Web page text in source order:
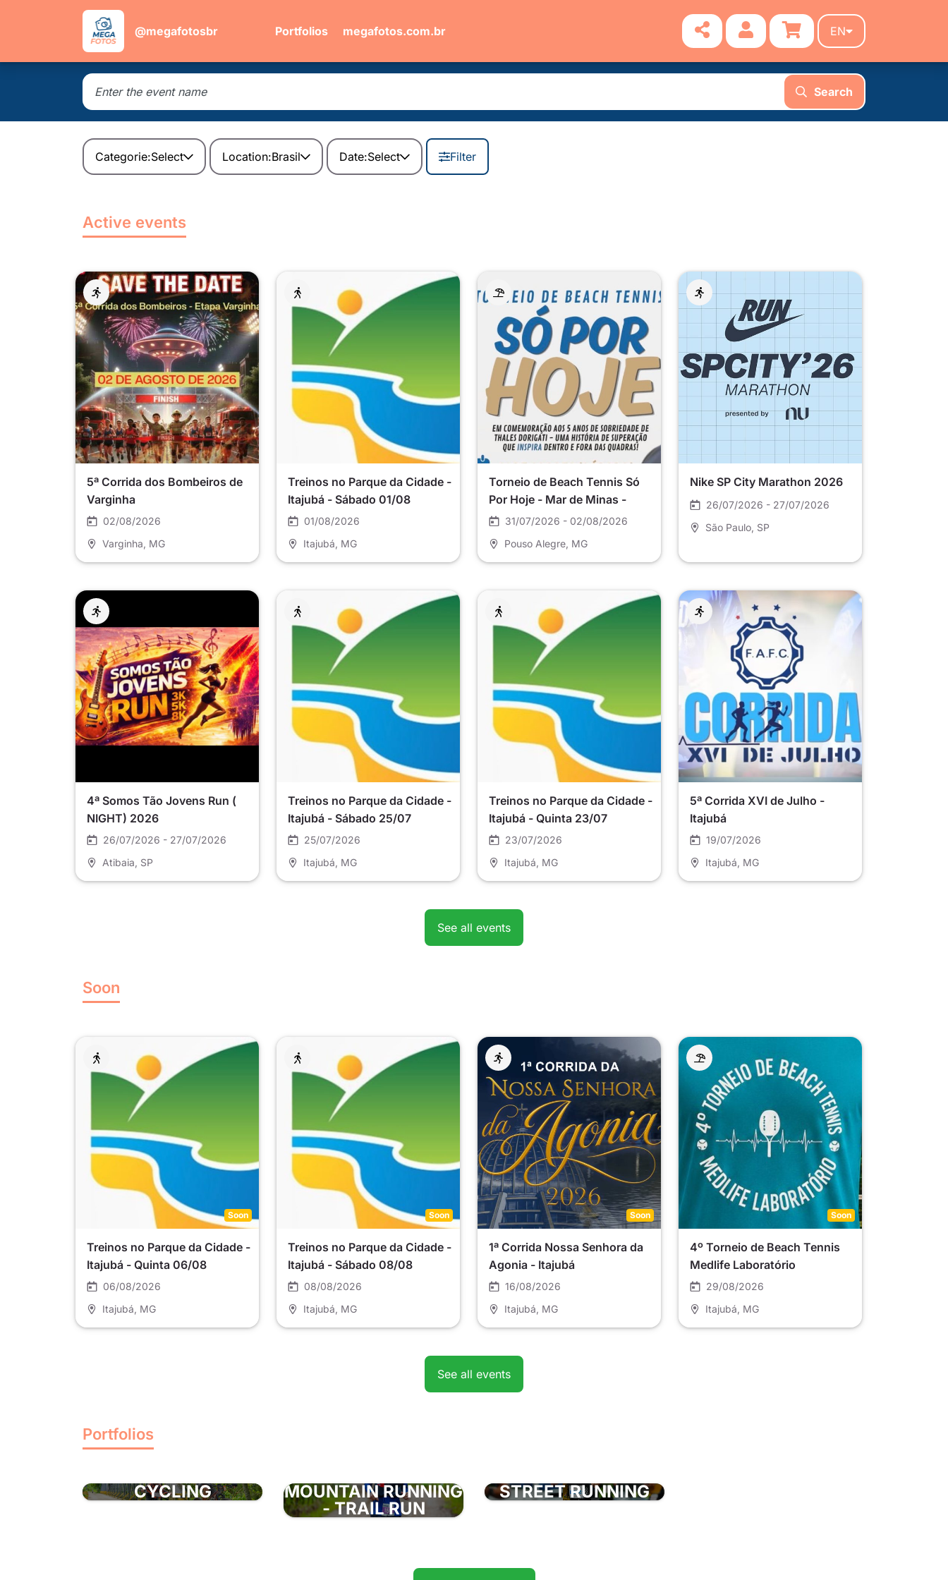
@megafotosbr Portfolios megafotos.com.br EN
Search
Categorie:Select Location:Brasil Date:Select Filter
Active events
5ª Corrida dos Bombeiros de
Varginha
02/08/2026
Varginha , MG
Treinos no Parque da Cidade -
Itajubá - Sábado 01/08
01/08/2026
Itajubá , MG
Torneio de Beach Tennis Só
Por Hoje - Mar de Minas -
Pouso Alegre
31/07/2026 - 02/08/2026
Pouso Alegre , MG
Nike SP City Marathon 2026
26/07/2026 - 27/07/2026
São Paulo , SP
4ª Somos Tão Jovens Run (
NIGHT) 2026
26/07/2026 - 27/07/2026
Atibaia , SP
Treinos no Parque da Cidade -
Itajubá - Sábado 25/07
25/07/2026
Itajubá , MG
Treinos no Parque da Cidade -
Itajubá - Quinta 23/07
23/07/2026
Itajubá , MG
5ª Corrida XVI de Julho -
Itajubá
19/07/2026
Itajubá , MG
See all events
Soon
Soon
Treinos no Parque da Cidade -
Itajubá - Quinta 06/08
06/08/2026
Itajubá , MG
Soon
Treinos no Parque da Cidade -
Itajubá - Sábado 08/08
08/08/2026
Itajubá , MG
Soon
1ª Corrida Nossa Senhora da
Agonia - Itajubá
16/08/2026
Itajubá , MG
Soon
4º Torneio de Beach Tennis
Medlife Laboratório
29/08/2026
Itajubá , MG
See all events
Portfolios
CYCLING
MOUNTAIN RUNNING
- TRAIL RUN
STREET RUNNING